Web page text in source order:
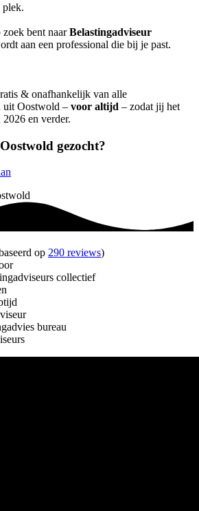
plek.
bent naarBelastingadviseur
aan een professional die bij je past.
& onafhankelijk van alle
uit Oostwold – voor altijd – zodat jij het
en verder.
gezocht?
op 290 reviews)